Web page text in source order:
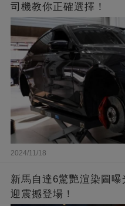
司機教你正確選擇！
2024/11/18
新馬自達6驚艷渲染圖
迎震撼登場！